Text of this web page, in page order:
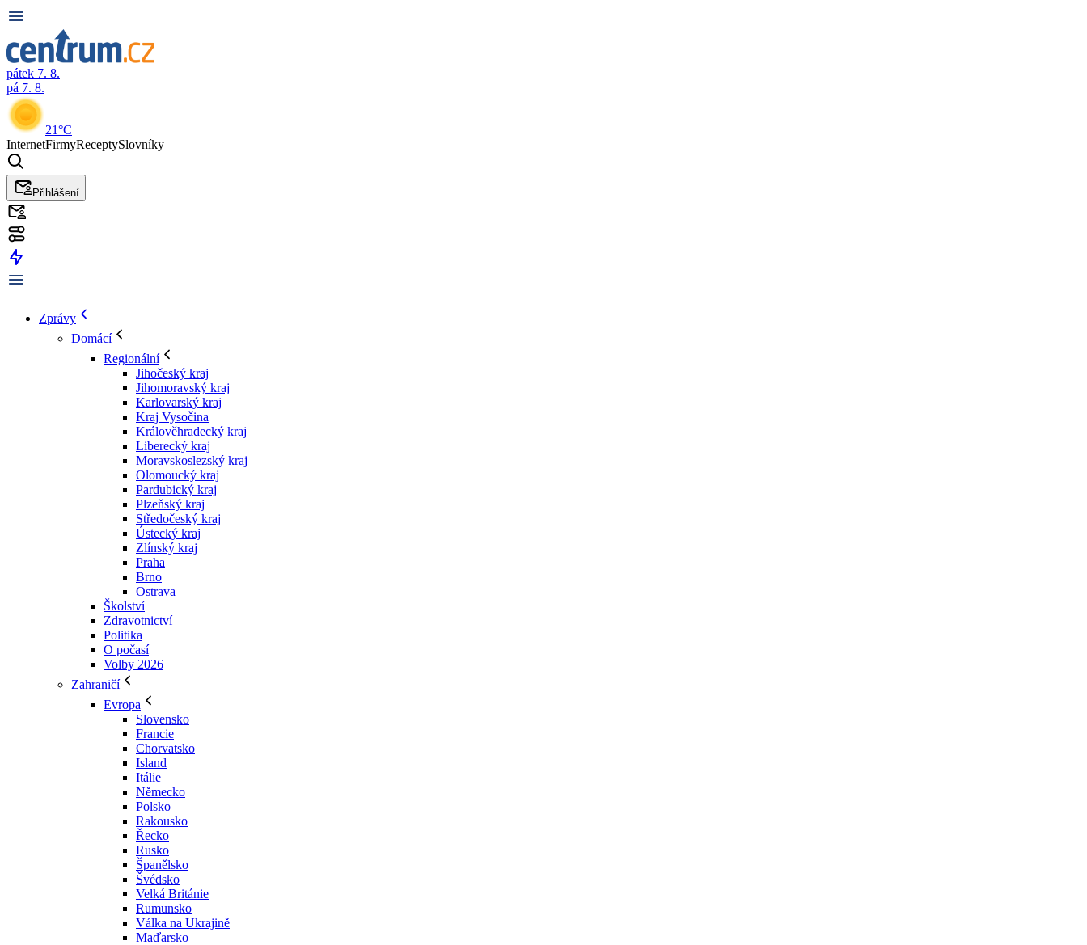
pátek 7. 8.
pá 7. 8.
21°C
InternetFirmyReceptySlovníky
Přihlášení
Zprávy
Domácí
Regionální
Jihočeský kraj
Jihomoravský kraj
Karlovarský kraj
Kraj Vysočina
Králověhradecký kraj
Liberecký kraj
Moravskoslezský kraj
Olomoucký kraj
Pardubický kraj
Plzeňský kraj
Středočeský kraj
Ústecký kraj
Zlínský kraj
Praha
Brno
Ostrava
Školství
Zdravotnictví
Politika
O počasí
Volby 2026
Zahraničí
Evropa
Slovensko
Francie
Chorvatsko
Island
Itálie
Německo
Polsko
Rakousko
Řecko
Rusko
Španělsko
Švédsko
Velká Británie
Rumunsko
Válka na Ukrajině
Maďarsko